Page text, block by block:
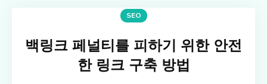
SEO
백링크 페널티를 피하기 위한 안전
한 링크 구축 방법